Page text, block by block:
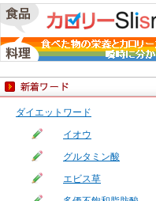
ダイエットワード
イオウ
グルタミン酸
エビス草